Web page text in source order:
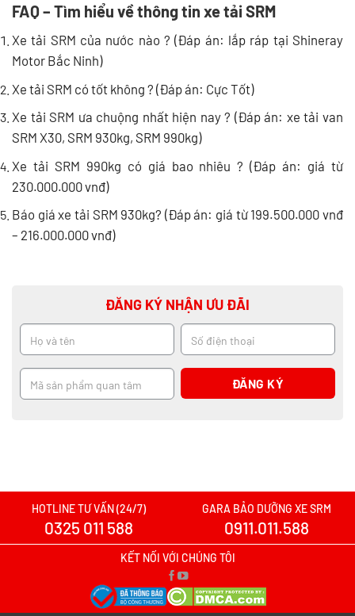
FAQ – Tìm hiểu về thông tin xe tải SRM
Xe tải SRM của nước nào ? (Đáp án: lắp ráp tại Shineray
Motor Bắc Ninh)
Xe tải SRM có tốt không ? (Đáp án: Cực Tốt)
Xe tải SRM ưa chuộng nhất hiện nay ? (Đáp án: xe tải van
SRM X30, SRM 930kg, SRM 990kg)
Xe tải SRM 990kg có giá bao nhiêu ? (Đáp án: giá từ
230.000.000 vnđ)
Báo giá xe tải SRM 930kg? (Đáp án: giá từ 199.500.000 vnđ
– 216.000.000 vnđ)
ĐĂNG KÝ NHẬN ƯU ĐÃI
HOTLINE TƯ VẤN (24/7)
0325 011 588
GARA BẢO DƯỠNG XE SRM
0911.011.588
KẾT NỐI VỚI CHÚNG TÔI